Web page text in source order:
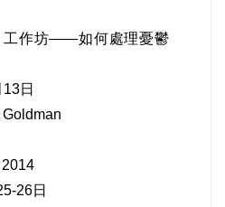
工作坊——如何處理憂鬱
日
26日